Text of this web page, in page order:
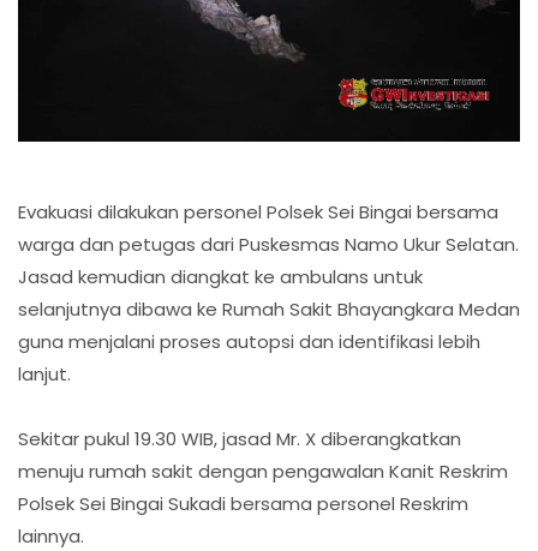
Evakuasi dilakukan personel Polsek Sei Bingai bersama
warga dan petugas dari Puskesmas Namo Ukur Selatan.
Jasad kemudian diangkat ke ambulans untuk
selanjutnya dibawa ke Rumah Sakit Bhayangkara Medan
guna menjalani proses autopsi dan identifikasi lebih
lanjut.
Sekitar pukul 19.30 WIB, jasad Mr. X diberangkatkan
menuju rumah sakit dengan pengawalan Kanit Reskrim
Polsek Sei Bingai Sukadi bersama personel Reskrim
lainnya.